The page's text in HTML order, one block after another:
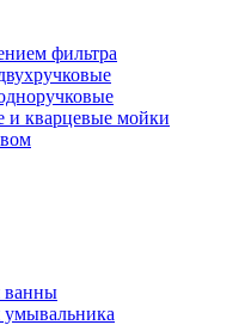
фильтра
и кварцевые мойки
ванны
умывальника